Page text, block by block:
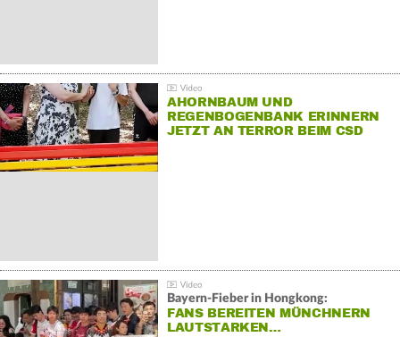
AHORNBAUM UND
REGENBOGENBANK ERINNERN
JETZT AN TERROR BEIM CSD
Bayern-Fieber in Hongkong:
FANS BEREITEN MÜNCHNERN
LAUTSTARKEN…